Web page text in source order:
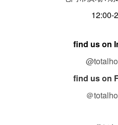
12:00-
find us on
find us on
＠